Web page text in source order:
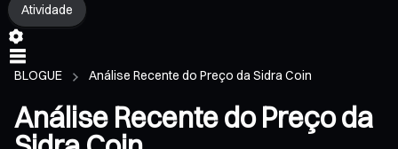
Atividade
BLOGUE Análise Recente do Preço da Sidra Coin
Análise Recente do Preço da